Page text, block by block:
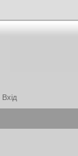
Вхід